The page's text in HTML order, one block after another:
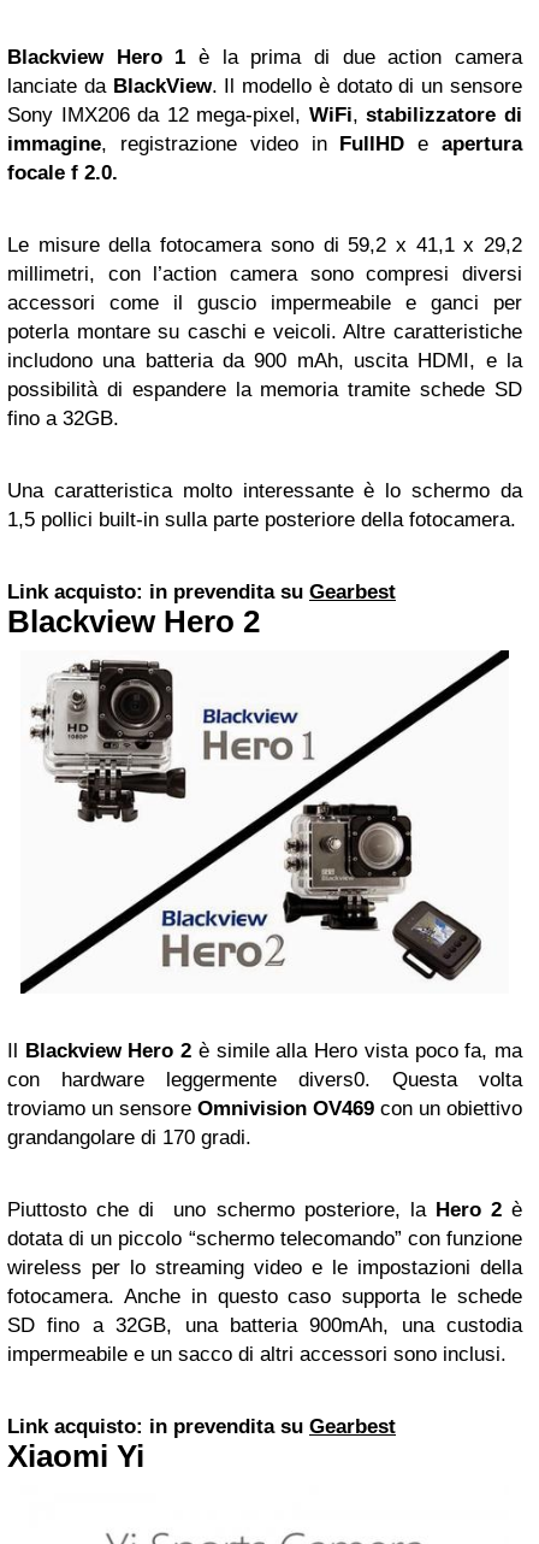
Blackview Hero 1 è la prima di due action camera
lanciate da BlackView. Il modello è dotato di un sensore
Sony IMX206 da 12 mega-pixel, WiFi,stabilizzatore di
immagine, registrazione video in FullHD eapertura
focale f 2.0.
Le misure della fotocamera sono di 59,2 x 41,1 x 29,2
millimetri, con l’action camera sono compresi diversi
accessori come il guscio impermeabile e ganci per
poterla montare su caschi e veicoli. Altre caratteristiche
includono una batteria da 900 mAh, uscita HDMI, e la
possibilità di espandere la memoria tramite schede SD
fino a 32GB.
Una caratteristica molto interessante è lo schermo da
1,5 pollici built-in sulla parte posteriore della fotocamera.
Link acquisto: in prevendita su Gearbest
Blackview Hero 2
Il Blackview Hero 2 è simile alla Hero vista poco fa, ma
con hardware leggermente divers0. Questa volta
troviamo un sensore Omnivision OV469 con un obiettivo
grandangolare di 170 gradi.
Piuttosto che di uno schermo posteriore, la Hero 2è
dotata di un piccolo “schermo telecomando” con funzione
wireless per lo streaming video e le impostazioni della
fotocamera. Anche in questo caso supporta le schede
SD fino a 32GB, una batteria 900mAh, una custodia
impermeabile e un sacco di altri accessori sono inclusi.
Link acquisto: in prevendita su Gearbest
Xiaomi Yi